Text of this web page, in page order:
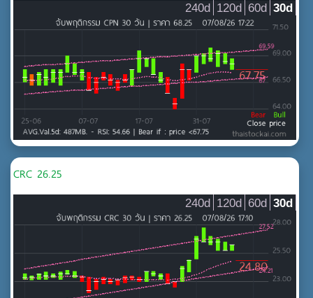
30d
60d
120d
240d
CRC 26.25
30d
60d
120d
240d